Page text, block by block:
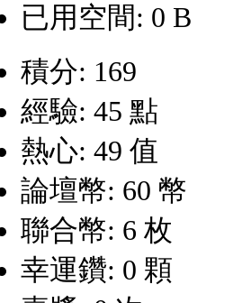
已用空間: 0 B
積分: 169
經驗: 45 點
熱心: 49 值
論壇幣: 60 幣
聯合幣: 6 枚
幸運鑽: 0 顆